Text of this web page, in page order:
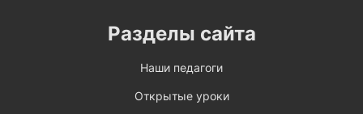
Разделы сайта
Наши педагоги
Открытые уроки